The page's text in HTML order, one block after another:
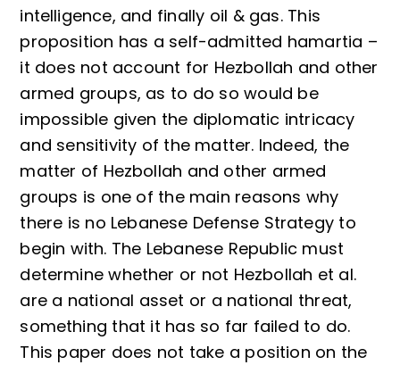
intelligence, and finally oil & gas. This
proposition has a self-admitted hamartia –
it does not account for Hezbollah and other
armed groups, as to do so would be
impossible given the diplomatic intricacy
and sensitivity of the matter. Indeed, the
matter of Hezbollah and other armed
groups is one of the main reasons why
there is no Lebanese Defense Strategy to
begin with. The Lebanese Republic must
determine whether or not Hezbollah et al.
are a national asset or a national threat,
something that it has so far failed to do.
This paper does not take a position on the